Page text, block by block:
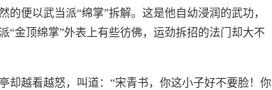
便以武当派“绵掌”拆解。这是他自幼浸润的武功，
“金顶绵掌”外表上有些彷佛，运劲拆招的法门却大不
却越看越怒，叫道：“宋青书，你这小子好不要脸！你